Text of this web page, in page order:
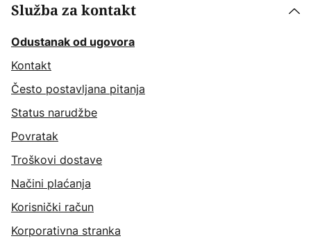
Služba za kontakt
Odustanak od ugovora
Kontakt
Često postavljana pitanja
Status narudžbe
Povratak
Troškovi dostave
Načini plaćanja
Korisnički račun
Korporativna stranka